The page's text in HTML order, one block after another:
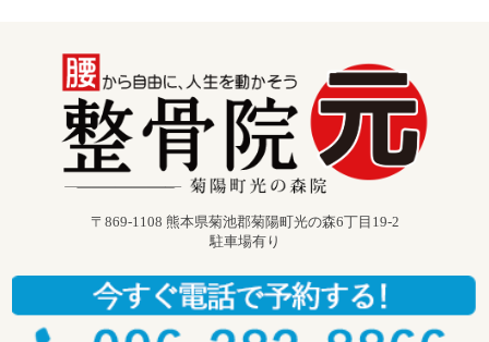
〒869-1108 熊本県菊池郡菊陽町光の森6丁目19-2
駐車場有り